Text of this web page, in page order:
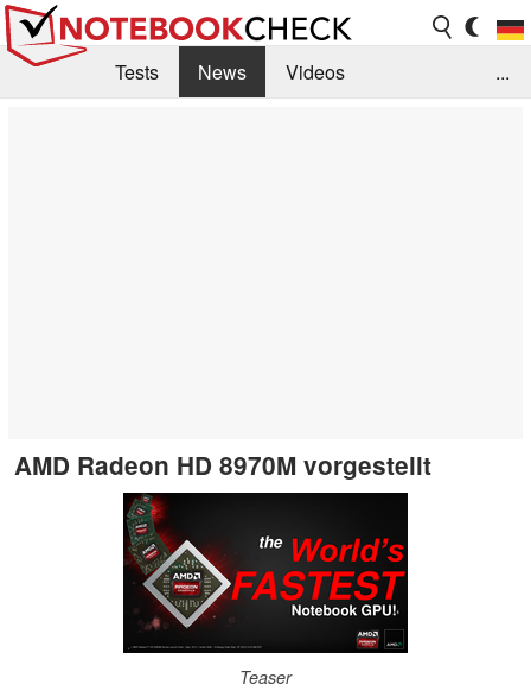
Tests News
Videos
...
AMD Radeon HD 8970M vorgestellt
Teaser